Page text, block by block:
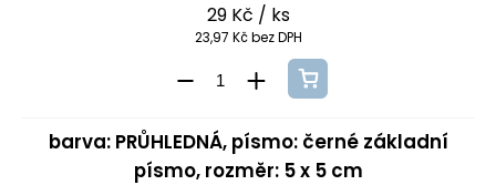
29 Kč / ks
23,97 Kč bez DPH
barva: PRŮHLEDNÁ, písmo: černé základní
písmo, rozměr: 5 x 5 cm